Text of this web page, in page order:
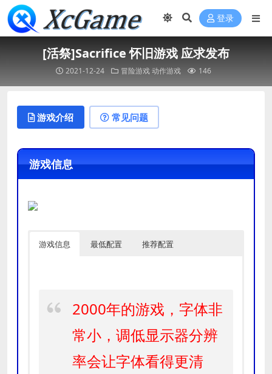
登录
[活祭]Sacrifice 怀旧游戏 应求发布
2021-12-24 冒险游戏动作游戏 146
游戏介绍 常见问题
游戏信息
游戏信息 最低配置 推荐配置
2000年的游戏，字体非
常小，调低显示器分辨
率会让字体看得更清